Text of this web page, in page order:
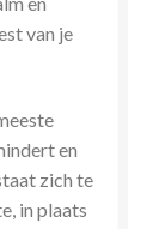
van je
en
zich te
in plaats